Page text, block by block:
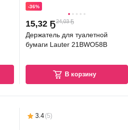
-36%
15,32 Ҕ24,03 Ҕ
Держатель для туалетной
бумаги Lauter 21BWO58B
В корзину
3.4 (5)